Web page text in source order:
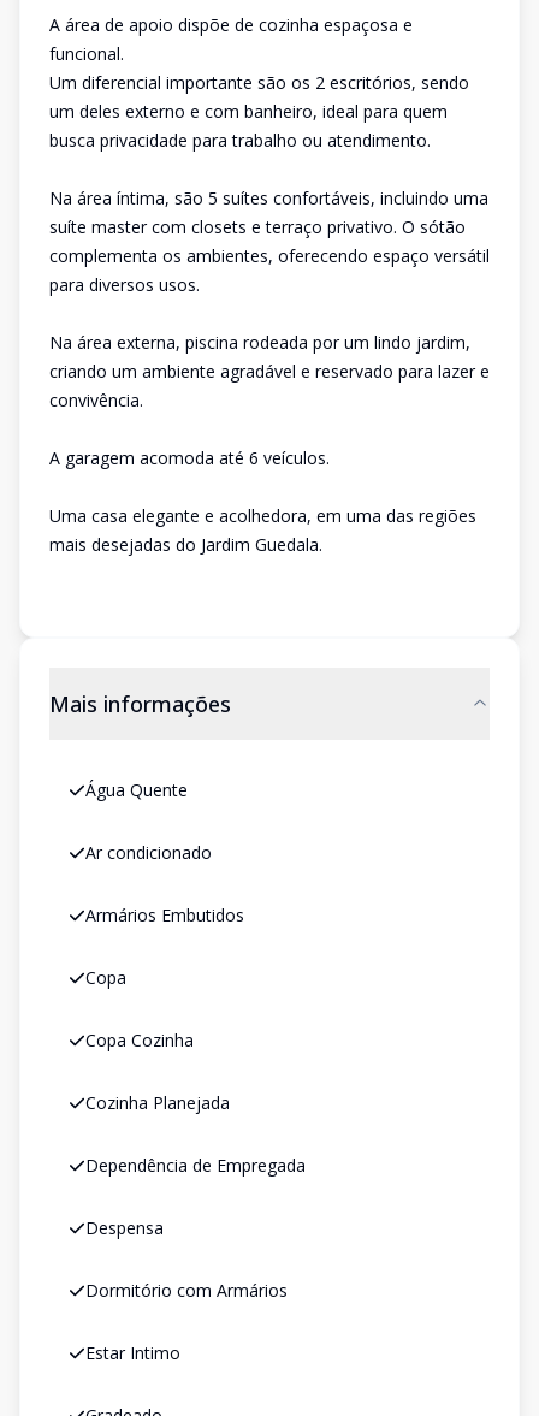
A área de apoio dispõe de cozinha espaçosa e
funcional.
Um diferencial importante são os 2 escritórios, sendo
um deles externo e com banheiro, ideal para quem
busca privacidade para trabalho ou atendimento.
Na área íntima, são 5 suítes confortáveis, incluindo uma
suíte master com closets e terraço privativo. O sótão
complementa os ambientes, oferecendo espaço versátil
para diversos usos.
Na área externa, piscina rodeada por um lindo jardim,
criando um ambiente agradável e reservado para lazer e
convivência.
A garagem acomoda até 6 veículos.
Uma casa elegante e acolhedora, em uma das regiões
mais desejadas do Jardim Guedala.
Mais informações
Água Quente
Ar condicionado
Armários Embutidos
Copa
Copa Cozinha
Cozinha Planejada
Dependência de Empregada
Despensa
Dormitório com Armários
Estar Intimo